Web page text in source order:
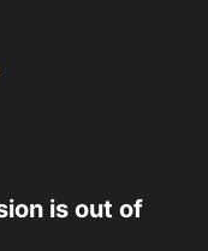
is out of